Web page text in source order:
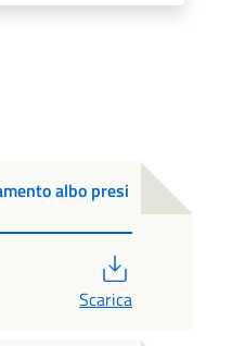
albo presi
Scarica